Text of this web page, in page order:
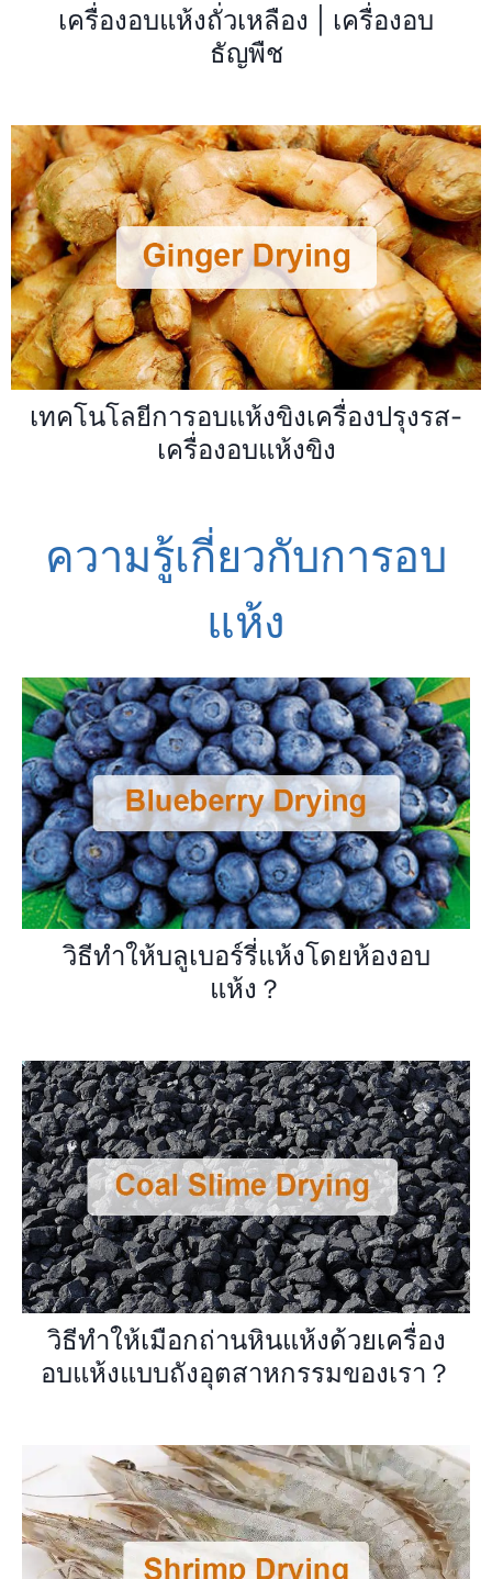
เครื่องอบแห้งถั่วเหลือง | เครื่องอบ
ธัญพืช
เทคโนโลยีการอบแห้งขิงเครื่องปรุงรส-
เครื่องอบแห้งขิง
ความรู้เกี่ยวกับการอบ
แห้ง
วิธีทำให้บลูเบอร์รี่แห้งโดยห้องอบ
แห้ง？
วิธีทำให้เมือกถ่านหินแห้งด้วยเครื่อง
อบแห้งแบบถังอุตสาหกรรมของเรา？